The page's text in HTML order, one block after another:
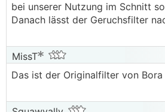
bei unserer Nutzung im Schnitt
Danach lässt der Geruchsfilter
MissT
Das ist der Originalfilter von Bora